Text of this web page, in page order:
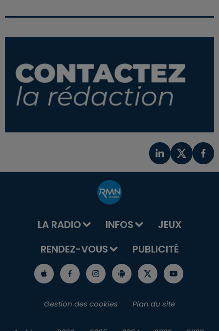
LA RADIO INFOS
JEUX
RENDEZ-VOUS
PUBLICITÉ
Gestion des cookies Plan du site